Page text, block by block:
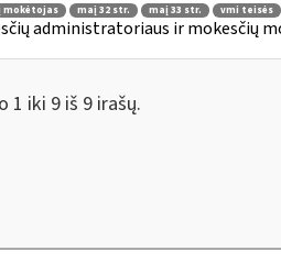
mokėtojas maį 32 str. maį 33 str. vmi teisės
administratoriaus ir mokesčių
1 iki 9 iš 9 irašų.